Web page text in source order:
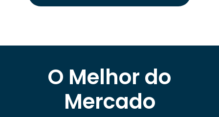
O Melhor do
Mercado